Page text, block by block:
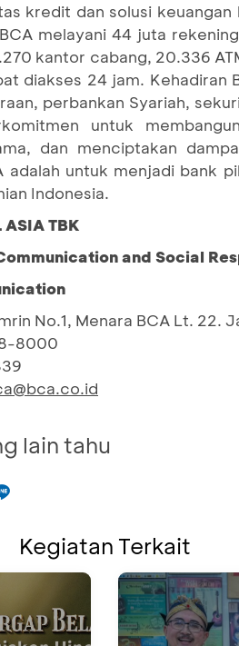
kredit dan solusi
melayani 44 juta
kantor cabang, 20.336
diakses 24 jam.
perbankan Syariah,
untuk
dan menciptakan
adalah untuk menjadi bank
Indonesia.
ASIA TBK
and Social
No.1, Menara BCA Lt. 22.
8000
lain tahu
Kegiatan Terkait